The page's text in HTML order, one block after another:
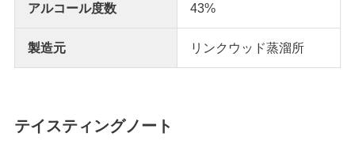
アルコール度数 43%
製造元 リンクウッド蒸溜所
テイスティングノート